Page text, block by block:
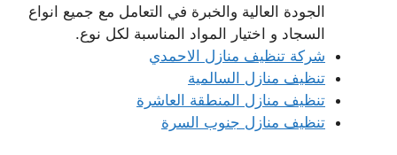
الجودة العالية والخبرة في التعامل مع جميع انواع
السجاد و اختيار المواد المناسبة لكل نوع.
شركة تنظيف منازل الاحمدي
تنظيف منازل السالمية
تنظيف منازل المنطقة العاشرة
تنظيف منازل جنوب السرة